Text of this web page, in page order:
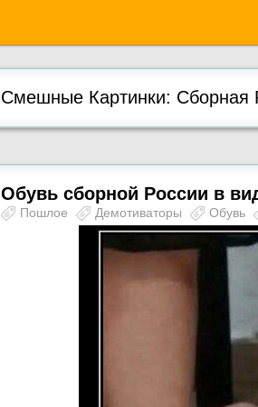
Смешные Картинки: Сборная
Обувь сборной России в
Пошлое Демотиваторы Обувь